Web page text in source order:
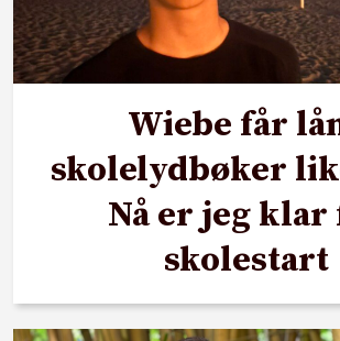
Wiebe får
skolelydbøker
Nå er jeg
skolestart